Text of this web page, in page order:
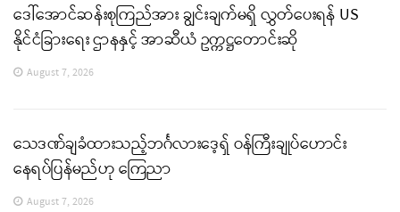
ဒေါ်အောင်ဆန်းစုကြည်အား ချွင်းချက်မရှိ လွှတ်ပေးရန် US
နိုင်ငံခြားရေး ဌာနနှင့် အာဆီယံ ဥက္ကဋ္ဌတောင်းဆို
August 7, 2026
သေဒဏ်ချခံထားသည့်ဘင်္ဂလားဒေ့ရှ် ဝန်ကြီးချုပ်ဟောင်း
နေရပ်ပြန်မည်ဟု ကြေညာ
August 7, 2026